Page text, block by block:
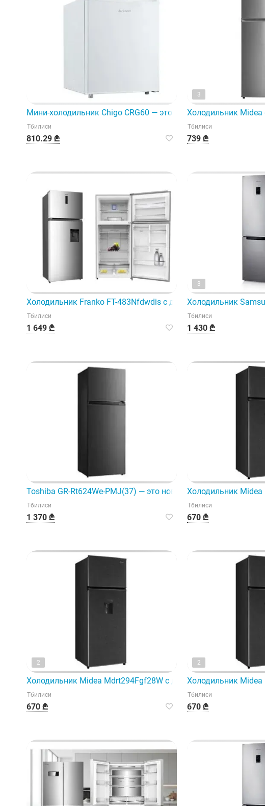
Мини-холодильник Chigo CRG60 — это небольшой, но
Тбилиси
810.29 ₾
3
Холодильник
Тбилиси
739 ₾
Холодильник Franko FT-483Nfdwdis с диспенсером
Тбилиси
1 649 ₾
3
Холодильник
Тбилиси
1 430 ₾
Toshiba GR-Rt624We-PMJ(37) — это новый современный
Тбилиси
1 370 ₾
Холодильник Midea
Тбилиси
670 ₾
2
Холодильник Midea Mdrt294Fgf28W с двумя камерами
Тбилиси
670 ₾
2
Холодильник Midea
Тбилиси
670 ₾